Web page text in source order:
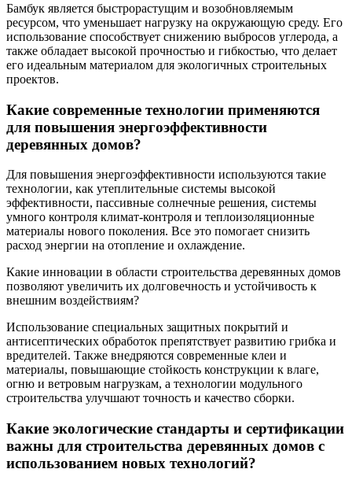
Бамбук является быстрорастущим и возобновляемым
ресурсом, что уменьшает нагрузку на окружающую среду. Его
использование способствует снижению выбросов углерода, а
также обладает высокой прочностью и гибкостью, что делает
его идеальным материалом для экологичных строительных
проектов.
Какие современные технологии применяются
для повышения энергоэффективности
деревянных домов?
Для повышения энергоэффективности используются такие
технологии, как утеплительные системы высокой
эффективности, пассивные солнечные решения, системы
умного контроля климат-контроля и теплоизоляционные
материалы нового поколения. Все это помогает снизить
расход энергии на отопление и охлаждение.
Какие инновации в области строительства деревянных домов
позволяют увеличить их долговечность и устойчивость к
внешним воздействиям?
Использование специальных защитных покрытий и
антисептических обработок препятствует развитию грибка и
вредителей. Также внедряются современные клеи и
материалы, повышающие стойкость конструкции к влаге,
огню и ветровым нагрузкам, а технологии модульного
строительства улучшают точность и качество сборки.
Какие экологические стандарты и сертификации
важны для строительства деревянных домов с
использованием новых технологий?